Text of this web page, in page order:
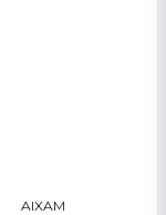
AIXAM